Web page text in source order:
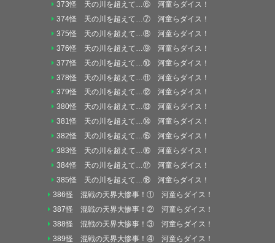
373怪 天の川を超えて…⑥ 河童らダイス！
374怪 天の川を超えて…⑦ 河童らダイス！
375怪 天の川を超えて…⑧ 河童らダイス！
376怪 天の川を超えて…⑨ 河童らダイス！
377怪 天の川を超えて…⑩ 河童らダイス！
378怪 天の川を超えて…⑪ 河童らダイス！
379怪 天の川を超えて…⑫ 河童らダイス！
380怪 天の川を超えて…⑬ 河童らダイス！
381怪 天の川を超えて…⑭ 河童らダイス！
382怪 天の川を超えて…⑮ 河童らダイス！
383怪 天の川を超えて…⑯ 河童らダイス！
384怪 天の川を超えて…⑰ 河童らダイス！
385怪 天の川を超えて…⑱ 河童らダイス！
386怪 混戦の天界大惨事！① 河童らダイス！
387怪 混戦の天界大惨事！② 河童らダイス！
388怪 混戦の天界大惨事！③ 河童らダイス！
389怪 混戦の天界大惨事！④ 河童らダイス！